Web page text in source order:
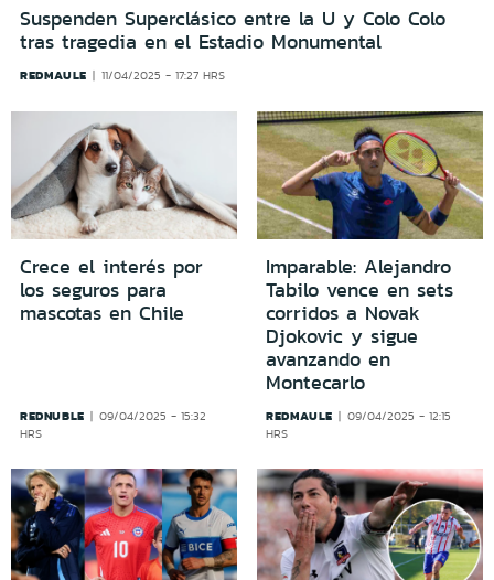
Suspenden Superclásico entre la U y Colo Colo
tras tragedia en el Estadio Monumental
REDMAULE 11/04/2025 - 17:27 HRS
Crece el interés por
los seguros para
mascotas en Chile
REDNUBLE
09/04/2025 - 15:32
HRS
Imparable: Alejandro
Tabilo vence en sets
corridos a Novak
Djokovic y sigue
avanzando en
Montecarlo
REDMAULE
09/04/2025 - 12:15
HRS